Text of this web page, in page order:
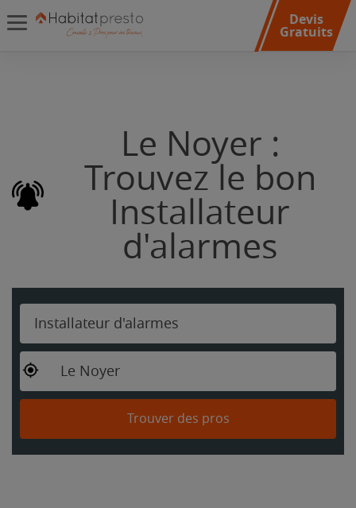
Devis
Gratuits
Le Noyer :
Trouvez le bon
Installateur
d'alarmes
Installateur d'alarmes
Le Noyer
Trouver des pros